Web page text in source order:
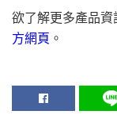
欲了解更多產品資
方網頁 。